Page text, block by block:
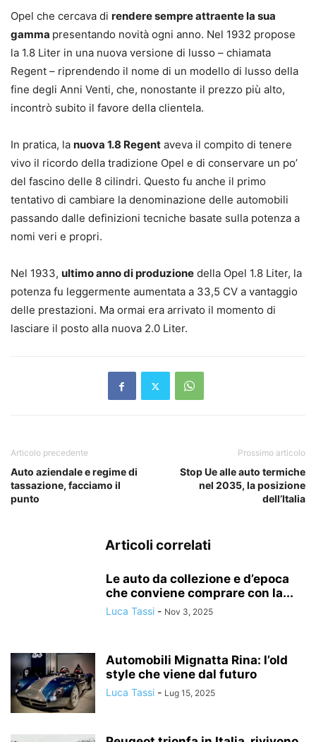
Opel che cercava di rendere sempre attraente la sua
gamma presentando novità ogni anno. Nel 1932 propose
la 1.8 Liter in una nuova versione di lusso – chiamata
Regent – riprendendo il nome di un modello di lusso della
fine degli Anni Venti, che, nonostante il prezzo più alto,
incontrò subito il favore della clientela.
In pratica, la nuova 1.8 Regent aveva il compito di tenere
vivo il ricordo della tradizione Opel e di conservare un po’
del fascino delle 8 cilindri. Questo fu anche il primo
tentativo di cambiare la denominazione delle automobili
passando dalle definizioni tecniche basate sulla potenza a
nomi veri e propri.
Nel 1933, ultimo anno di produzione della Opel 1.8 Liter, la
potenza fu leggermente aumentata a 33,5 CV a vantaggio
delle prestazioni. Ma ormai era arrivato il momento di
lasciare il posto alla nuova 2.0 Liter.
Articolo precedente
Auto aziendale e regime di
tassazione, facciamo il
punto
Prossimo articolo
Stop Ue alle auto termiche
nel 2035, la posizione
dell’Italia
Articoli correlati
Le auto da collezione e d’epoca
che conviene comprare con la...
Luca Tassi - Nov 3, 2025
Automobili Mignatta Rina: l’old
style che viene dal futuro
Luca Tassi - Lug 15, 2025